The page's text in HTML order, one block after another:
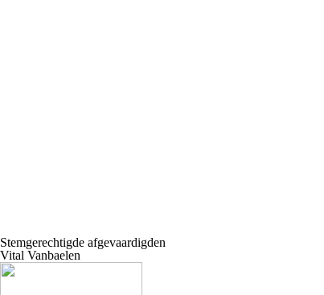
Stemgerechtigde afgevaardigden
Vital Vanbaelen